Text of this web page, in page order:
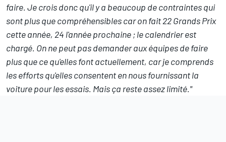
faire. Je crois donc qu'il y a beaucoup de contraintes qui
sont plus que compréhensibles car on fait 22 Grands Prix
cette année, 24 l'année prochaine ; le calendrier est
chargé. On ne peut pas demander aux équipes de faire
plus que ce qu'elles font actuellement, car je comprends
les efforts qu'elles consentent en nous fournissant la
voiture pour les essais. Mais ça reste assez limité."